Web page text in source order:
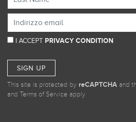
I ACCEPT PRIVACY CONDITION
SIGN UP
This site is protected by reCAPTCHA and
and Terms of Service apply